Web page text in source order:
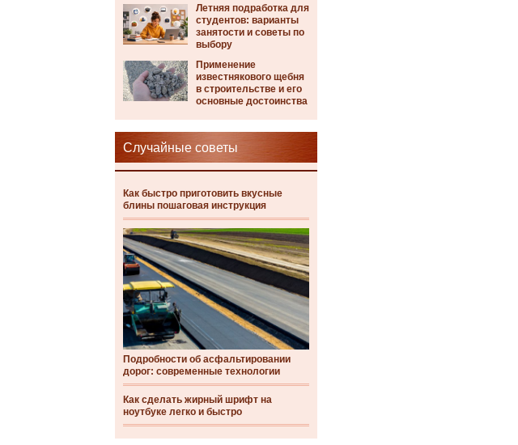
Летняя подработка для
студентов: варианты
занятости и советы по
выбору
Применение
известнякового щебня
в строительстве и его
основные достоинства
Случайные советы
Как быстро приготовить вкусные
блины пошаговая инструкция
Подробности об асфальтировании
дорог: современные технологии
Как сделать жирный шрифт на
ноутбуке легко и быстро